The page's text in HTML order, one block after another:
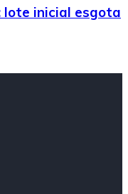
lote inicial esgota